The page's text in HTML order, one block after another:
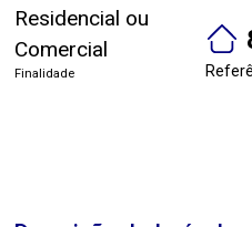
Residencial ou
Comercial
Finalidade